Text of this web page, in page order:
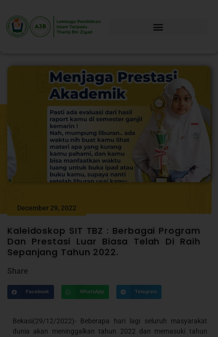
December 29, 2022
Kaleidoskop SIT TBZ : Berbagai Program
Dan Prestasi Luar Biasa Telah Di Raih
Sepanjang Tahun 2022.
Share
Facebook WhatsApp Telegram
Bekasi(29/12/2022)- Beberapa hari lagi seluruh masyarakat
dunia akan meninggalkan tahun 2022 dan memasuki tahun